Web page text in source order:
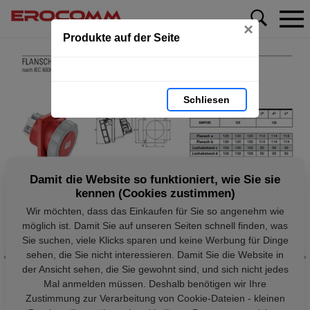
Produkte auf der Seite ×
Schliesen
Damit die Website so funktioniert, wie Sie sie
kennen (Cookies zustimmen)
Wir möchten, dass das Einkaufen für Sie so angenehm wie
möglich ist. Damit Sie auf unseren Seiten schnell finden, was
Sie suchen, viele Klicks sparen und keine Werbung für Dinge
sehen, die Sie nicht interessieren. Damit Sie die Website in
der Ansicht sehen, die Sie gewohnt sind, und sich nicht jedes
Mal anmelden müssen. Deshalb benötigen wir Ihre
Zustimmung zur Verarbeitung von Cookie-Dateien - kleinen